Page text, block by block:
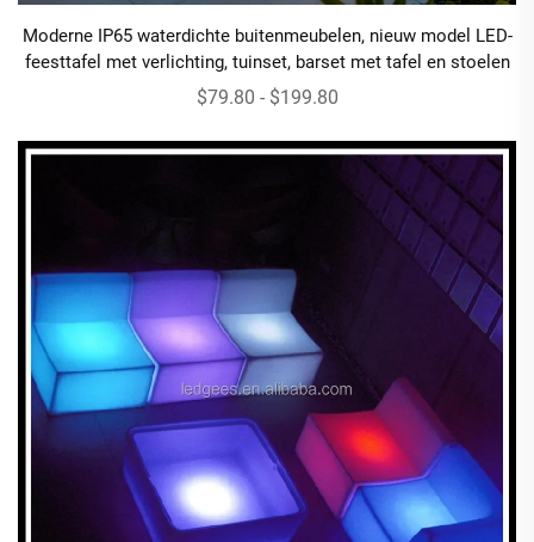
Moderne IP65 waterdichte buitenmeubelen, nieuw model LED-
feesttafel met verlichting, tuinset, barset met tafel en stoelen
$79.80 - $199.80